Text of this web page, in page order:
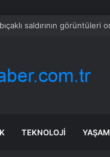
bir aşamaya geçti
TEKNOLOJI YAŞAM